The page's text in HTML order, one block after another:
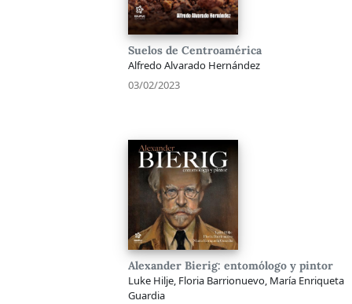
Suelos de Centroamérica
Alfredo Alvarado Hernández
03/02/2023
Alexander Bierig: entomólogo y pintor
Luke Hilje, Floria Barrionuevo, María Enriqueta
Guardia